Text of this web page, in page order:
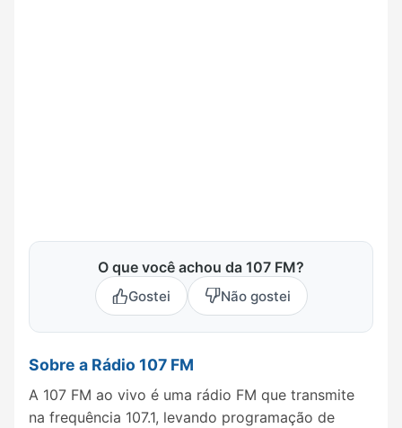
O que você achou da 107 FM?
Gostei Não gostei
Sobre a Rádio 107 FM
A 107 FM ao vivo é uma rádio FM que transmite
na frequência 107.1, levando programação de